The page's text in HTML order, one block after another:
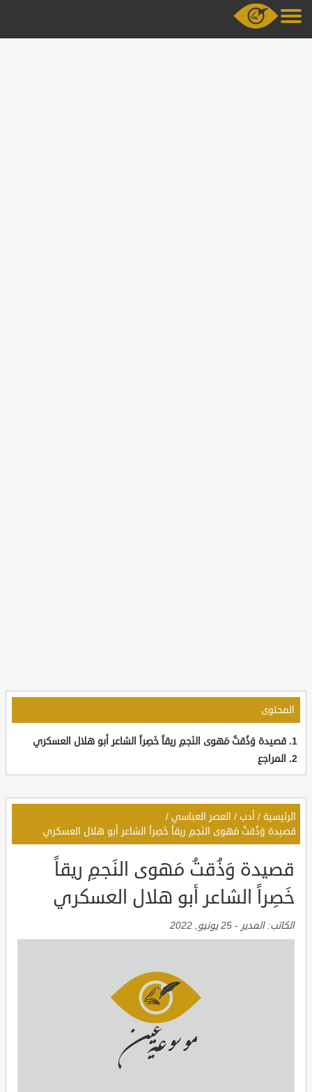
المحتوى
قصيدة وَذُقتُ مَهوى النَجمِ ريقاً خَصِراً الشاعر أبو هلال العسكري
المراجع
الرئيسية / أدب / العصر العباسي /
قصيدة وَذُقتُ مَهوى النَجمِ ريقاً خَصِراً الشاعر أبو هلال العسكري
قصيدة وَذُقتُ مَهوى النَجمِ ريقاً
خَصِراً الشاعر أبو هلال العسكري
الكاتب:المدير - 25 يونيو, 2022